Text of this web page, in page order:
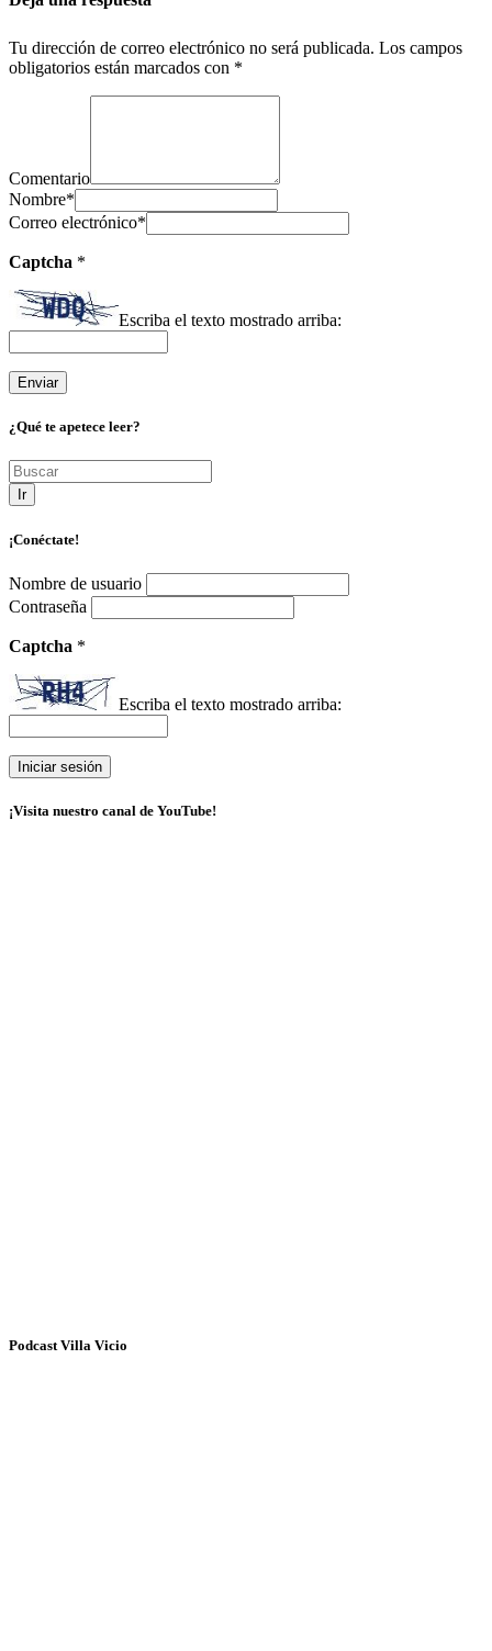
Tu dirección de correo electrónico no será publicada. Los campos
obligatorios están marcados con *
Comentario
Nombre*
Correo electrónico*
Captcha *
Escriba el texto mostrado arriba:
¿Qué te apetece leer?
Ir
¡Conéctate!
Nombre de usuario
Contraseña
Captcha *
Escriba el texto mostrado arriba:
¡Visita nuestro canal de YouTube!
Podcast Villa Vicio